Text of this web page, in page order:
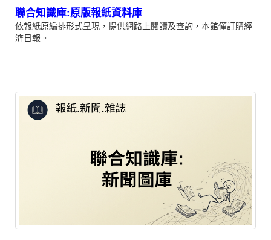
聯合知識庫:原版報紙資料庫
依報紙原編排形式呈現，提供網路上閱讀及查詢，本館僅訂購經
濟日報。